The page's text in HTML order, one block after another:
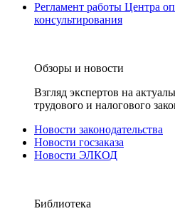
Регламент работы Центра
консультирования
Обзоры и новости
Взгляд экспертов на
трудового и налогового
Новости законодательства
Новости госзаказа
Новости ЭЛКОД
Библиотека